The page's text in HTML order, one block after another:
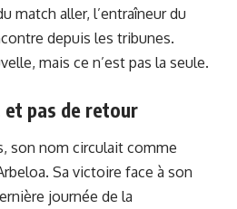
match aller, l’entraîneur du
depuis les tribunes.
mais ce n’est pas la seule.
et pas de retour
son nom circulait comme
Sa victoire face à son
journée de la